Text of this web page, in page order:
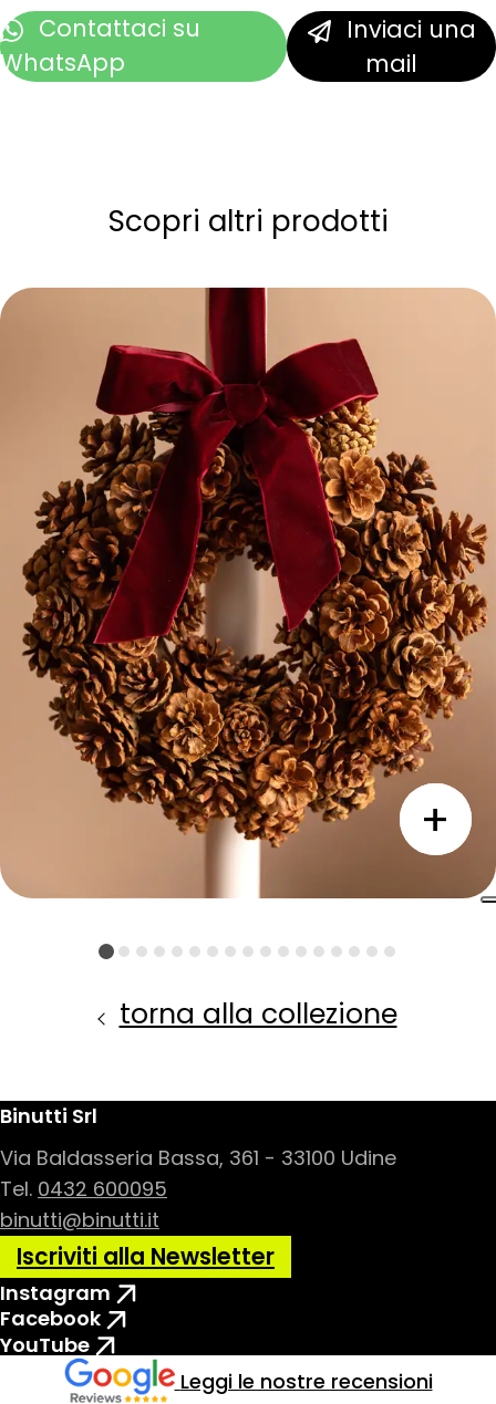
Contattaci su
WhatsApp
mail
Scopri altri prodotti
torna alla collezione
Binutti Srl
Via Baldasseria Bassa, 361 - 33100 Udine
Tel. 0432 600095
binutti@binutti.it
Iscriviti alla Newsletter
Instagram
Facebook
YouTube
Leggi le nostre recensioni